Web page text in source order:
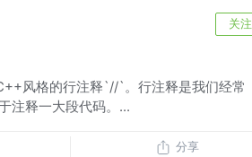
关注
风格的行注释`//`。行注释是我们经常
注释一大段代码。...
分享